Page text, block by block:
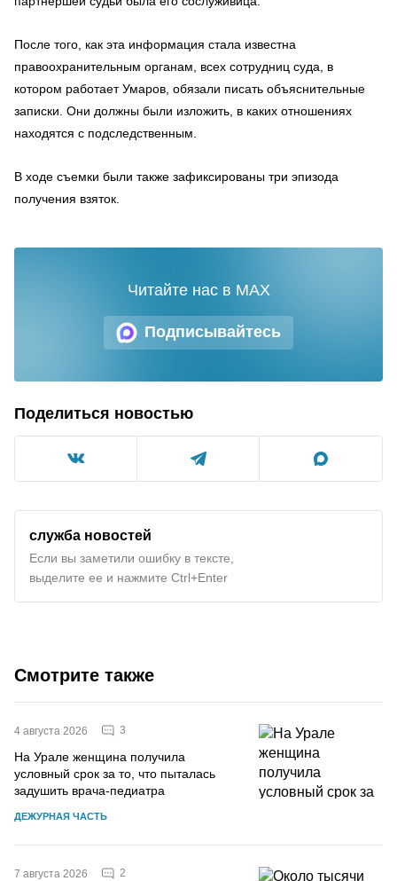
После того, как эта информация стала известна
правоохранительным органам, всех сотрудниц суда, в
котором работает Умаров, обязали писать объяснительные
записки. Они должны были изложить, в каких отношениях
находятся с подследственным.
В ходе съемки были также зафиксированы три эпизода
получения взяток.
Подписывайтесь
Читайте нас в MAX
Поделиться новостью
служба новостей
Если вы заметили ошибку в тексте,
выделите ее и нажмите Ctrl+Enter
Смотрите также
4 августа 2026 3
На Урале женщина получила
условный срок за то, что пыталась
задушить врача-педиатра
ДЕЖУРНАЯ ЧАСТЬ
7 августа 2026 2